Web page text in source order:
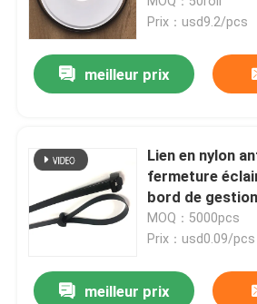
Prix：usd9.2/pcs
meilleur prix
Lien en nylon
fermeture
bord de
câble
MOQ：5000pcs
Prix：usd0.09/pcs
meilleur prix